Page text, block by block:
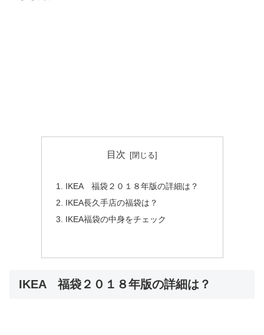
目次
IKEA 福袋２０１８年版の詳細は？
IKEA長久手店の福袋は？
IKEA福袋の中身をチェック
IKEA 福袋２０１８年版の詳細は？